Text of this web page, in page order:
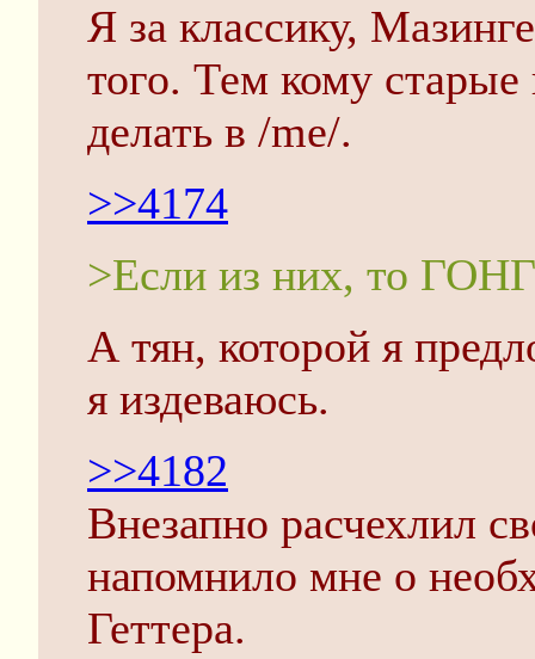
Я за классику,
того. Тем кому старые
делать в /me/.
>>4174
>Если из них, то
А тян, которой я
я издеваюсь.
>>4182
Внезапно расчехлил
напомнило мне о
Геттера.